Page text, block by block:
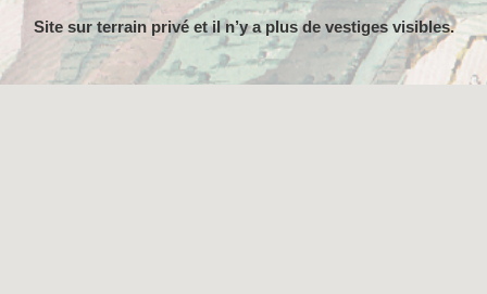
Site sur terrain privé et il n’y a plus de vestiges visibles.